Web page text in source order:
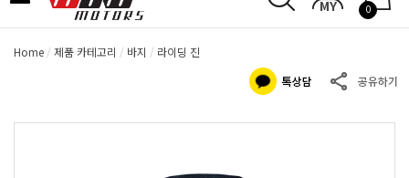
navigation
0
Home 제품 카테고리 바지 라이딩 진